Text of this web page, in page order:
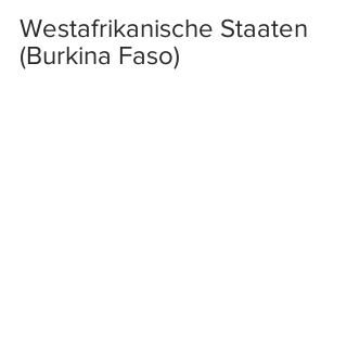
Westafrikanische Staaten
(Burkina Faso)